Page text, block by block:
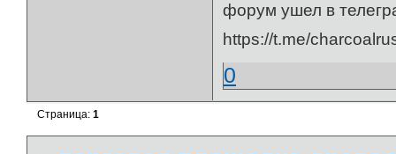
форум ушел в
https://t.me/
0
Страница:1